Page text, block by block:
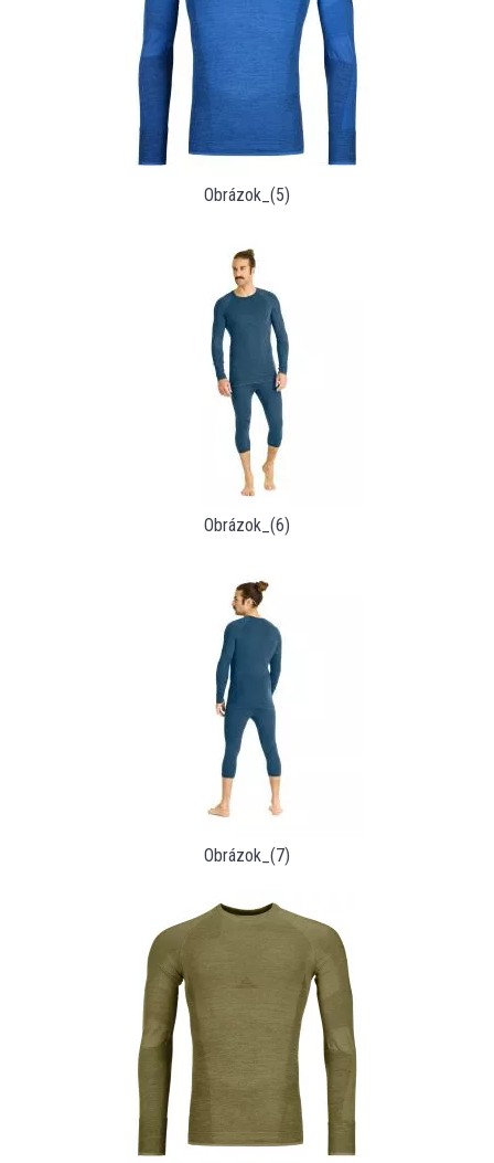
Obrázok_(5)
Obrázok_(6)
Obrázok_(7)